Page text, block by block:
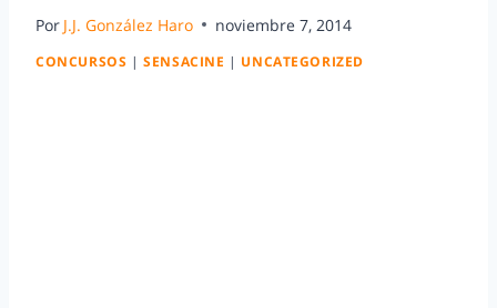
Por J.J. González Haro noviembre 7, 2014
CONCURSOS |SENSACINE | UNCATEGORIZED